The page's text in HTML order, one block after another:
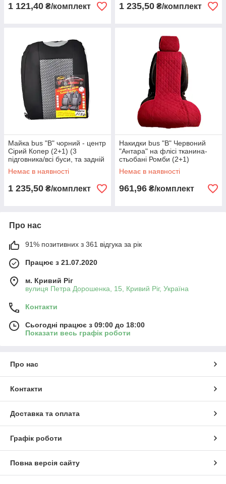
1 121,40 ₴/комплект 1 235,50 ₴/комплект
Майка bus "B" чорний - центр
Сірий Копер (2+1) (3
підговника/всі буси, та задній
ряд) "Автосвіт"
Немає в наявності
1 235,50 ₴/комплект
Накидки bus "B" Червоний
"Антара" на флісі тканина-
стьобані Ромби (2+1)
Немає в наявності
961,96 ₴/комплект
Про нас
91% позитивних з 361 відгука за рік
Працює з 21.07.2020
м. Кривий Ріг
вулиця Петра Дорошенка, 15, Кривий Ріг, Україна
Контакти
Сьогодні працює з 09:00 до 18:00
Показати весь графік роботи
Про нас
Контакти
Доставка та оплата
Графік роботи
Повна версія сайту